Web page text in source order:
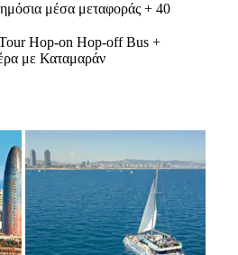
μέσα μεταφοράς + 40
Hop-on Hop-off Bus +
με Καταμαράν